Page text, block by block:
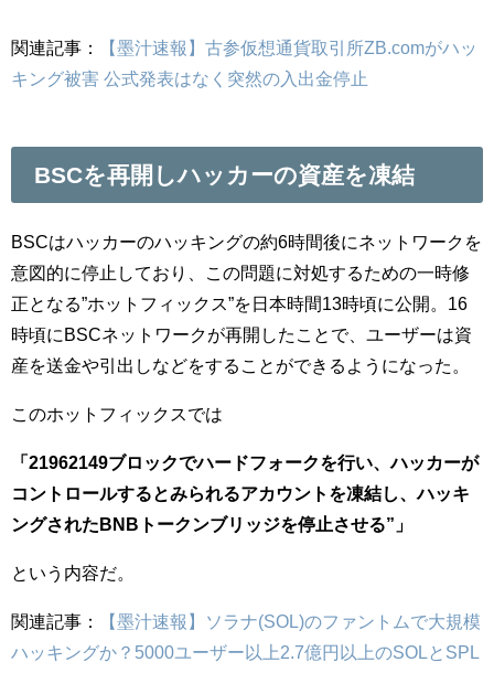
関連記事：
【墨汁速報】古参仮想通貨取引所ZB.comがハッ
キング被害 公式発表はなく突然の入出金停止
BSCを再開しハッカーの資産を凍結
BSCはハッカーのハッキングの約6時間後にネットワークを
意図的に停止しており、この問題に対処するための一時修
正となる”ホットフィックス”を日本時間13時頃に公開。16
時頃にBSCネットワークが再開したことで、ユーザーは資
産を送金や引出しなどをすることができるようになった。
このホットフィックスでは
「21962149ブロックでハードフォークを行い、ハッカーが
コントロールするとみられるアカウントを凍結し、ハッキ
ングされたBNBトークンブリッジを停止させる”」
という内容だ。
関連記事：
【墨汁速報】ソラナ(SOL)のファントムで大規模
ハッキングか？5000ユーザー以上2.7億円以上のSOLとSPL